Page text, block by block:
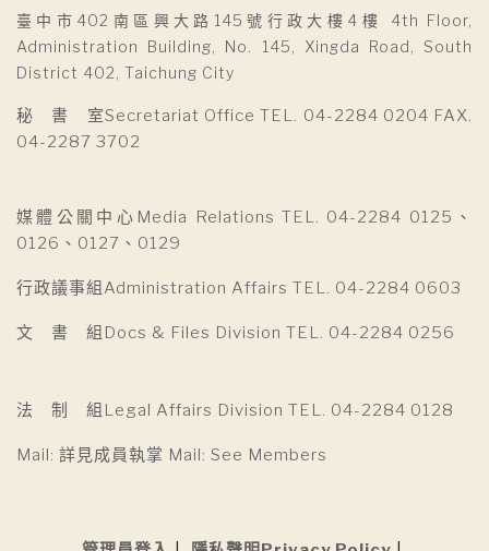
臺中市402南區興大路145號行政大樓4樓 4th Floor,
Administration Building, No. 145, Xingda Road, South
District 402, Taichung City
秘 書 室Secretariat Office TEL. 04-2284 0204 FAX.
04-2287 3702
媒體公關中心Media Relations TEL. 04-2284 0125、
0126、0127、0129
行政議事組Administration Affairs TEL. 04-2284 0603
文 書 組Docs & Files Division TEL. 04-2284 0256
法 制 組Legal Affairs Division TEL. 04-2284 0128
Mail: 詳見成員執掌 Mail: See Members